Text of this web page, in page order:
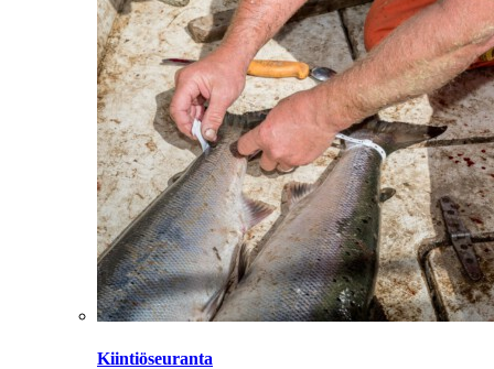
Kiintiöseuranta